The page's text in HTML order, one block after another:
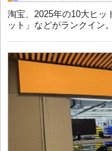
淘宝、2025年の10大ヒッ
ット」などがランクイン。